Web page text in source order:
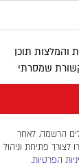
והמלצות תוכן
שמסרתי
הרשמה. לאחר
פתיחת וניהול
הפרטיות.
סעודיה
השייכים לכוחות
ידי סעודיה,